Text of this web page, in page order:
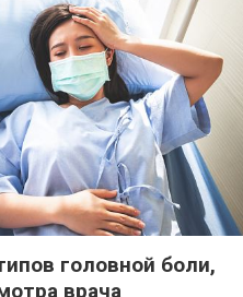
головной боли,
врача